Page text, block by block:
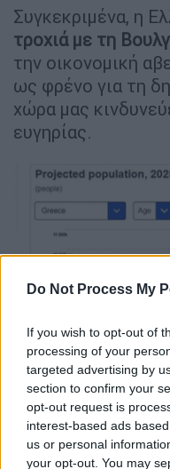
Do Not Process My
If you wish to opt-out of
processing of your
targeted advertising by
section to confirm your
opt-out request is
interest-based ads
us or personal
your opt-out. You may
Συγκεκριμένα, η
τροχιά με τη
την οικονομική
ως φρένο για τη
χώρα μας
ευγηρίας.
Eurostat
ΔΙΑΒΑΣΤΕ